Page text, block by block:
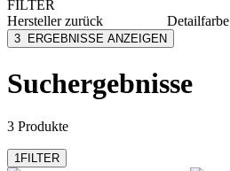
FILTER
Herstellerzurück
Müroll
Detailfarbe
3 ERGEBNISSE ANZEIGEN
Suchergebnisse
3 Produkte
1FILTER